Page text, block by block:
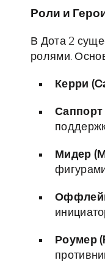
Роли и
В Дота 2
ролями.
Керри
Саппорт
Мидер
Роумер